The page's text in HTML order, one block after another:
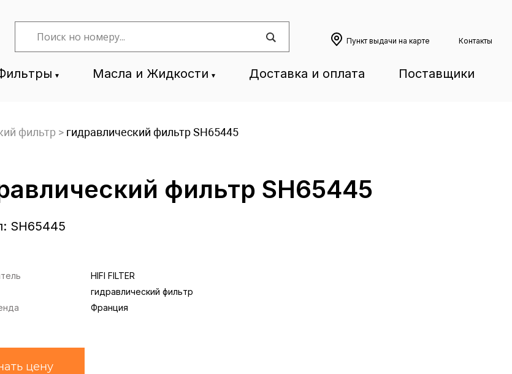
Пункт выдачи на карте Контакты
Масла и Жидкости Доставка и оплата Поставщики
фильтр > гидравлический фильтр SH65445
фильтр SH65445
SH65445
HIFI FILTER
гидравлический фильтр
Франция
цену